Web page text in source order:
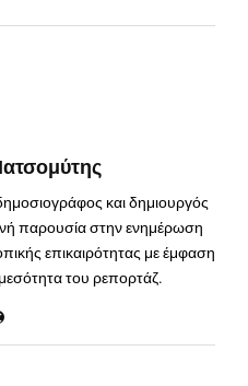
και δημιουργός
παρουσία στην ενημέρωση
επικαιρότητας με έμφαση
του ρεπορτάζ.